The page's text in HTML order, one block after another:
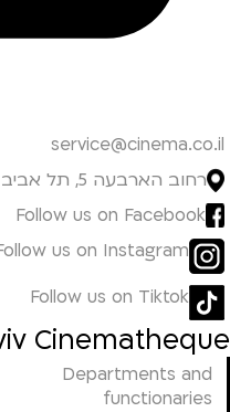
service@cinema.co.il
רחוב הארבעה 5, תל אביב
Follow us on Facebook
us on Instagram
Follow us on Tiktok
Cinematheque
Departments and
functionaries